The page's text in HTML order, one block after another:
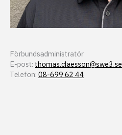
Förbundsadministratör
E-post: thomas.claesson@swe3.se
Telefon: 08-699 62 44